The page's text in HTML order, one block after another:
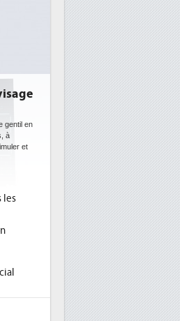
les
c'est
sur
pour la